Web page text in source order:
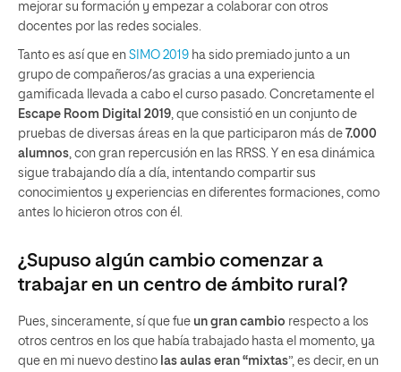
mejorar su formación y empezar a colaborar con otros
docentes por las redes sociales.
Tanto es así que en SIMO 2019 ha sido premiado junto a un
grupo de compañeros/as gracias a una experiencia
gamificada llevada a cabo el curso pasado. Concretamente el
Escape Room Digital 2019, que consistió en un conjunto de
pruebas de diversas áreas en la que participaron más de 7.000
alumnos, con gran repercusión en las RRSS. Y en esa dinámica
sigue trabajando día a día, intentando compartir sus
conocimientos y experiencias en diferentes formaciones, como
antes lo hicieron otros con él.
¿Supuso algún cambio comenzar a
trabajar en un centro de ámbito rural?
Pues, sinceramente, sí que fue un gran cambio respecto a los
otros centros en los que había trabajado hasta el momento, ya
que en mi nuevo destino las aulas eran “mixtas”, es decir, en un